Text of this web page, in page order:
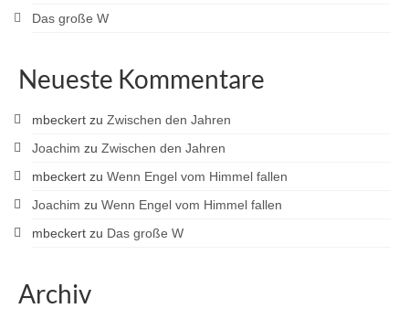
Das große W
Neueste Kommentare
mbeckert zu Zwischen den Jahren
Joachim zu Zwischen den Jahren
mbeckert zu Wenn Engel vom Himmel fallen
Joachim zu Wenn Engel vom Himmel fallen
mbeckert zu Das große W
Archiv